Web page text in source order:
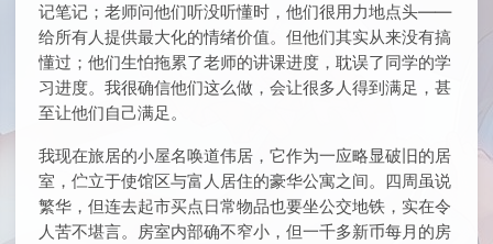
记笔记；老师问他们听没听懂时，他们很用力地点头——
给所有人提供最大化的情绪价值。但他们其实从来没有搞
懂过；他们生怕拖累了老师的讲课进度，耽误了同学的学
习进度。我很确信他们这么做，会让很多人得到满足，甚
至让他们自己满足。
我现在旅居的小屋名唤道伟居，它作为一应略显破旧的居
室，伫立于使馆区与富人居住的豪华公寓之间。四周虽说
繁华，但连去起市买点日常物品也要坐公交地铁，实在令
人苦不堪言。房室内部确不窄小，但一千多新币每月的房